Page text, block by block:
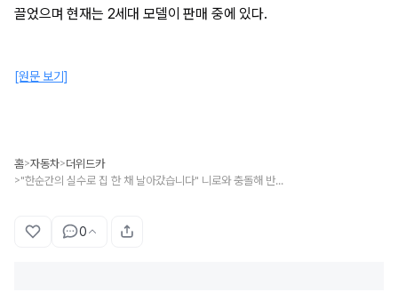
끌었으며 현재는 2세대 모델이 판매 중에 있다.
[원문 보기]
홈>자동차>더위드카
> "한순간의 실수로 집 한 채 날아갔습니다" 니로와 충돌해 반파된 페라리
0